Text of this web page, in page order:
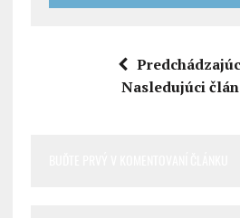
Nasledujúci